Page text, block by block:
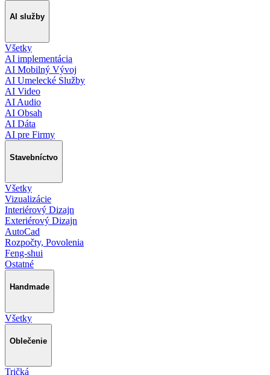
AI služby
Všetky
AI implementácia
AI Mobilný Vývoj
AI Umelecké Služby
AI Video
AI Audio
AI Obsah
AI Dáta
AI pre Firmy
Stavebníctvo
Všetky
Vizualizácie
Interiérový Dizajn
Exteriérový Dizajn
AutoCad
Rozpočty, Povolenia
Feng-shui
Ostatné
Handmade
Všetky
Oblečenie
Tričká